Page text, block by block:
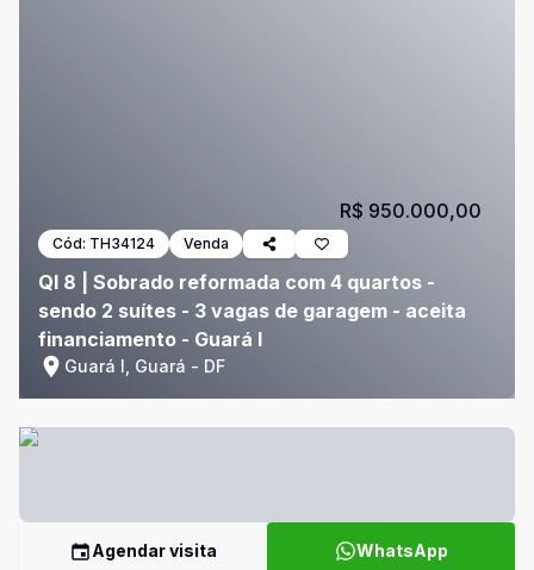
Cód: TH34124 Venda
QI 8 | Sobrado reformada com 4 quartos -
sendo 2 suítes - 3 vagas de garagem - aceita
financiamento - Guará I
Guará I, Guará - DF
R$ 950.000,00
Agendar visita WhatsApp